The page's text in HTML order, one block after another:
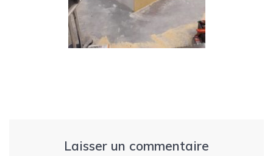
Laisser un commentaire